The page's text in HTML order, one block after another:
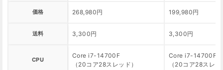
価格 268,980円 199,980円
送料 3,300円 3,300円
CPU
Core i7-14700F
（20コア28スレッド）
Core i7-14700F
（20コア28スレッ